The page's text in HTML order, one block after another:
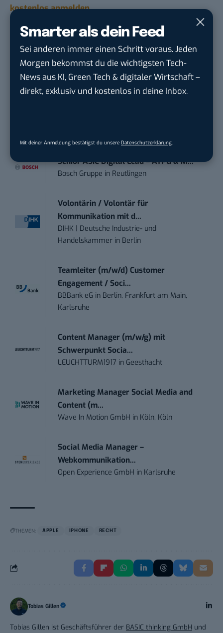
Smarter als dein Feed
Sei anderen immer einen Schritt voraus. Jeden
Morgen bekommst du die wichtigsten Tech-
News aus KI, Green Tech & digitaler Wirtschaft –
direkt, exklusiv und kostenlos in deine Inbox.
Mit deiner Anmeldung bestätigst du unsere Datenschutzerklärung.
kostenlos anmelden.
STELLENANZEIGEN
Social Media Content Creator (m/w/d)
moveUP Media GmbHinDüsseldorf
Senior ASIC Digital Lead – ATPG & M...
Bosch Gruppe in Reutlingen
Volontärin / Volontär für
Kommunikation mit d...
DIHK | Deutsche Industrie- und
Handelskammer in Berlin
Teamleiter (m/w/d) Customer
Engagement / Soci...
BBBank eG in Berlin, Frankfurt am Main,
Karlsruhe
Content Manager (m/w/g) mit
Schwerpunkt Socia...
LEUCHTTURM1917 in Geesthacht
Marketing Manager Social Media and
Content (m...
Wave In Motion GmbH in Köln, Köln
Social Media Manager –
Webkommunikation...
Open Experience GmbH in Karlsruhe
THEMEN: APPLE IPHONE RECHT
Tobias Gillen
Tobias Gillen ist Geschäftsführer der BASIC thinking GmbH und